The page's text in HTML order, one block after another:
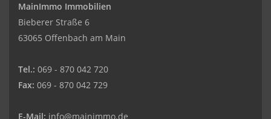
MainImmo Immobilien
Bieberer Straße 6
63065 Offenbach am Main
Tel.: 069 - 870 042 720
Fax: 069 - 870 042 729
E-Mail: info@mainimmo.de